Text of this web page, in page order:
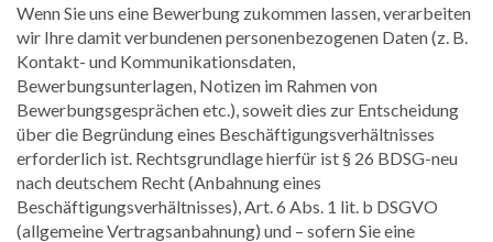
Wenn Sie uns eine Bewerbung zukommen lassen, verarbeiten
wir Ihre damit verbundenen personenbezogenen Daten (z. B.
Kontakt- und Kommunikationsdaten,
Bewerbungsunterlagen, Notizen im Rahmen von
Bewerbungsgesprächen etc.), soweit dies zur Entscheidung
über die Begründung eines Beschäftigungsverhältnisses
erforderlich ist. Rechtsgrundlage hierfür ist § 26 BDSG-neu
nach deutschem Recht (Anbahnung eines
Beschäftigungsverhältnisses), Art. 6 Abs. 1 lit. b DSGVO
(allgemeine Vertragsanbahnung) und – sofern Sie eine